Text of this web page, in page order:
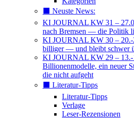
⬛️ Neuste News:
KI JOURNAL KW 31 –
nach Bremsen — die Politik
KI JOURNAL KW 30 – 20.-
billiger — und bleibt schwer
KI JOURNAL KW 29 – 13.-
Billionenmodelle, ein neuer
die nicht aufgeht
⬛️ Literatur-Tipps
Literatur-Tipps
Verlage
Leser-Rezensionen